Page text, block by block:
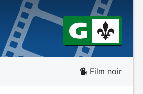
Film noir